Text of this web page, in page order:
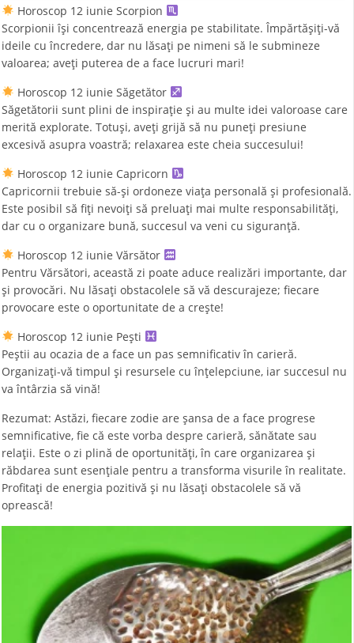
Horoscop 12 iunie Scorpion
Scorpionii își concentrează energia pe stabilitate. Împărtășiți-vă
ideile cu încredere, dar nu lăsați pe nimeni să le submineze
valoarea; aveți puterea de a face lucruri mari!
Horoscop 12 iunie Săgetător
Săgetătorii sunt plini de inspirație și au multe idei valoroase care
merită explorate. Totuși, aveți grijă să nu puneți presiune
excesivă asupra voastră; relaxarea este cheia succesului!
Horoscop 12 iunie Capricorn
Capricornii trebuie să-și ordoneze viața personală și profesională.
Este posibil să fiți nevoiți să preluați mai multe responsabilități,
dar cu o organizare bună, succesul va veni cu siguranță.
Horoscop 12 iunie Vărsător
Pentru Vărsători, această zi poate aduce realizări importante, dar
și provocări. Nu lăsați obstacolele să vă descurajeze; fiecare
provocare este o oportunitate de a crește!
Horoscop 12 iunie Pești
Peștii au ocazia de a face un pas semnificativ în carieră.
Organizați-vă timpul și resursele cu înțelepciune, iar succesul nu
va întârzia să vină!
Rezumat: Astăzi, fiecare zodie are șansa de a face progrese
semnificative, fie că este vorba despre carieră, sănătate sau
relații. Este o zi plină de oportunități, în care organizarea și
răbdarea sunt esențiale pentru a transforma visurile în realitate.
Profitați de energia pozitivă și nu lăsați obstacolele să vă
oprească!